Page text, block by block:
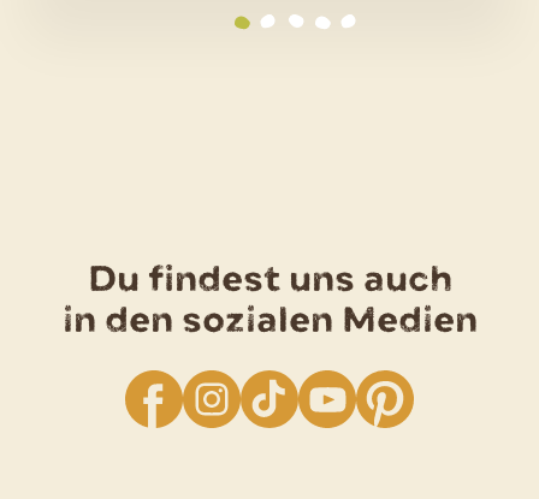
Du findest uns auch
in den sozialen Medien
facebookInstagram
TikTok YouTube